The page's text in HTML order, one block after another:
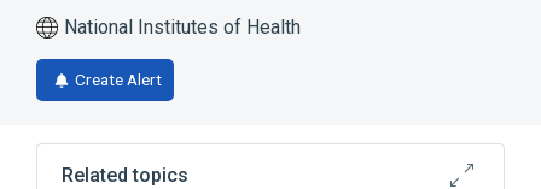
National Institutes of Health
Create Alert
Related topics